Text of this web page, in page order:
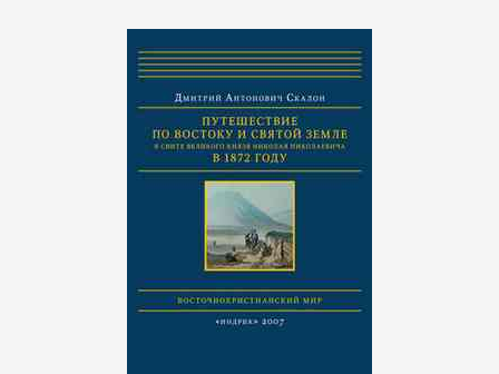
персонала
инвестиции